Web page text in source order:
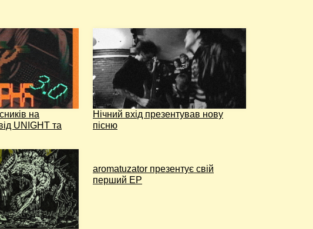
на
UNIGHT та
Нічний вхід презентував нову
пісню
aromatuzator презентує свій
перший EP